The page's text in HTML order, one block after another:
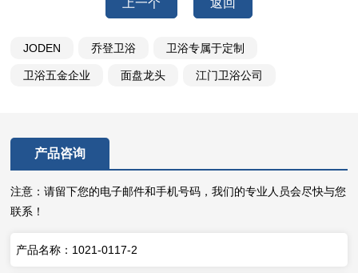
上一个 返回
JODEN 乔登卫浴 卫浴专属于定制
卫浴五金企业 面盘龙头 江门卫浴公司
产品咨询
注意：请留下您的电子邮件和手机号码，我们的专业人员会尽快与您
联系！